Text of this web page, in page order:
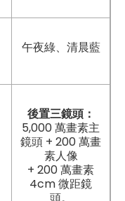
午夜綠、清晨藍
後置三鏡頭：
5,000 萬畫素主
鏡頭 + 200 萬畫
素人像
+ 200 萬畫素
4cm 微距鏡
頭。